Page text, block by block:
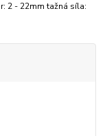
2 - 22mm tažná síla: